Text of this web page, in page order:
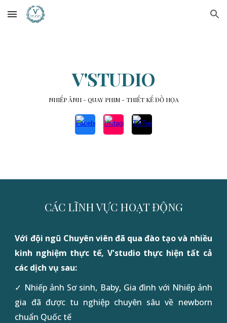
Skip to main content Skip to navigation
V'STUDIO
NHIẾP ẢNH - QUAY PHIM - THIẾT KẾ ĐỒ HỌA
CÁC LĨNH VỰC HOẠT ĐỘNG
Với đội ngũ Chuyên viên đã qua đào tạo và nhiều
kinh nghiệm thực tế, V'studio thực hiện tất cả
các dịch vụ sau:
✓ Nhiếp ảnh Sơ sinh, Baby, Gia đình với Nhiếp ảnh
gia đã được tu nghiệp chuyên sâu về newborn
chuẩn Quốc tế